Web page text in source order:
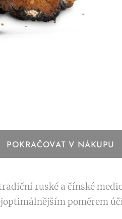
POKRAČOVAT V NÁKUPU
ruské a čínské
poměrem